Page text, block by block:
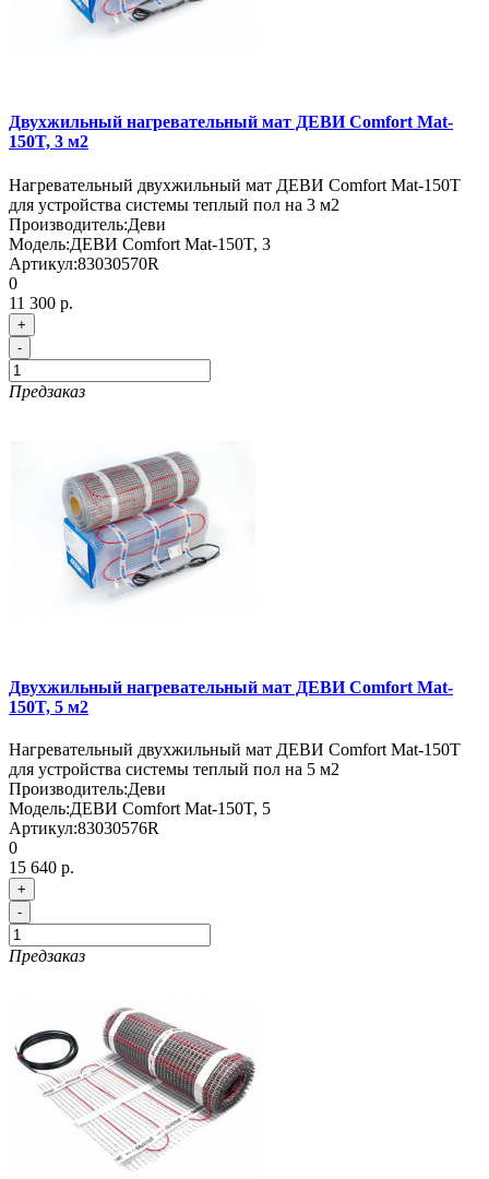
Двухжильный нагревательный мат ДЕВИ Comfort Mat-
150T, 3 м2
Нагревательный двухжильный мат ДЕВИ Comfort Mat-150T
для устройства системы теплый пол на 3 м2
Производитель:Деви
Модель:ДЕВИ Comfort Mat-150T, 3
Артикул:83030570R
0
11 300 р.
+
-
Предзаказ
Двухжильный нагревательный мат ДЕВИ Comfort Mat-
150T, 5 м2
Нагревательный двухжильный мат ДЕВИ Comfort Mat-150T
для устройства системы теплый пол на 5 м2
Производитель:Деви
Модель:ДЕВИ Comfort Mat-150T, 5
Артикул:83030576R
0
15 640 р.
+
-
Предзаказ